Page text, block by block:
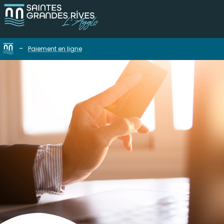
- Paiement en ligne